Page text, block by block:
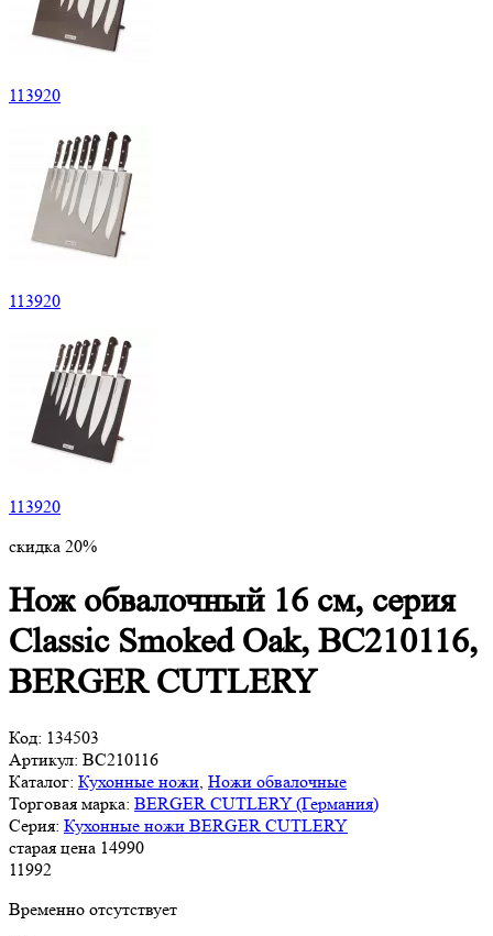
113920
113920
113920
скидка 20%
Нож обвалочный 16 см, серия
Classic Smoked Oak, BC210116,
BERGER CUTLERY
Код: 134503
Артикул: BC210116
Каталог: Кухонные ножи Ножи обвалочные
Торговая марка: BERGER CUTLERY (Германия)
Серия: Кухонные ножи BERGER CUTLERY
старая цена 14990
11992
Временно отсутствует